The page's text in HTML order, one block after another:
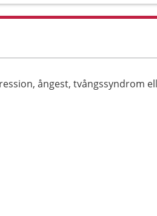
ångest, tvångssyndrom